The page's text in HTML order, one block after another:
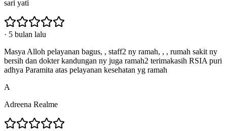
sari yati
· 5 bulan lalu
Masya Alloh pelayanan bagus, , staff2 ny ramah, , , rumah sakit ny
bersih dan dokter kandungan ny juga ramah2 terimakasih RSIA puri
adhya Paramita atas pelayanan kesehatan yg ramah
A
Adreena Realme